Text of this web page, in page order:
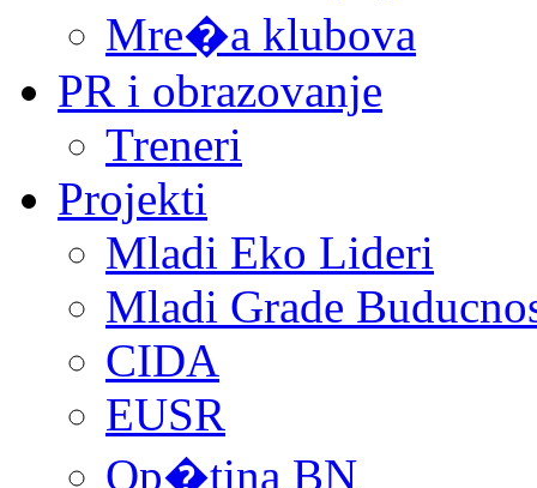
Mre�a klubova
PR i obrazovanje
Treneri
Projekti
Mladi Eko Lideri
Mladi Grade
CIDA
EUSR
Op�tina BN